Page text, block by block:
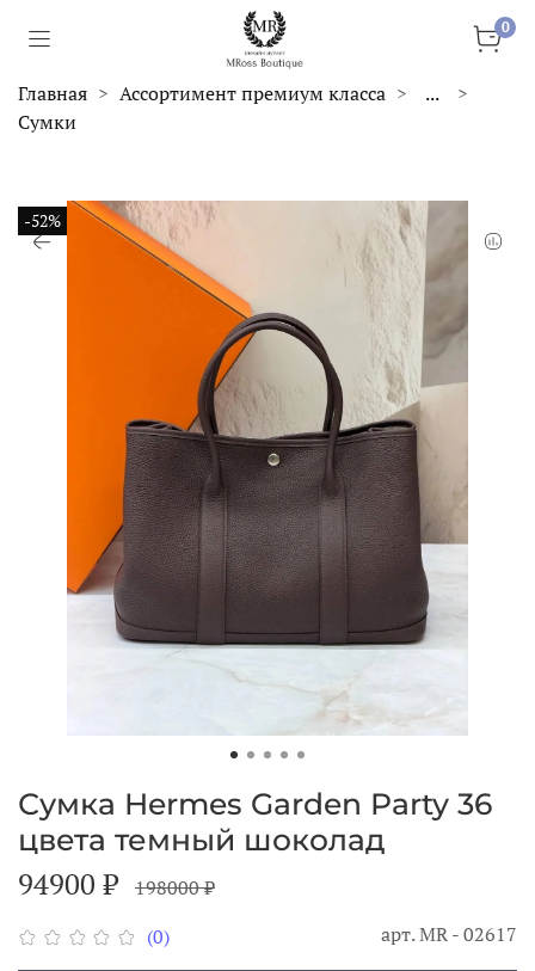
0
Главная Ассортимент премиум класса
...
Сумки
-52%
(0) арт.MR - 02617
Сумка Hermes Garden Party 36
цвета темный шоколад
94900 ₽ 198000 ₽